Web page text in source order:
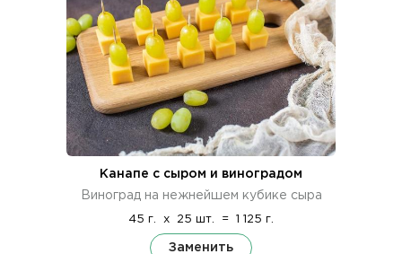
Канапе с сыром и виноградом
Виноград на нежнейшем кубике сыра
45 г. x 25 шт. = 1 125 г.
Заменить